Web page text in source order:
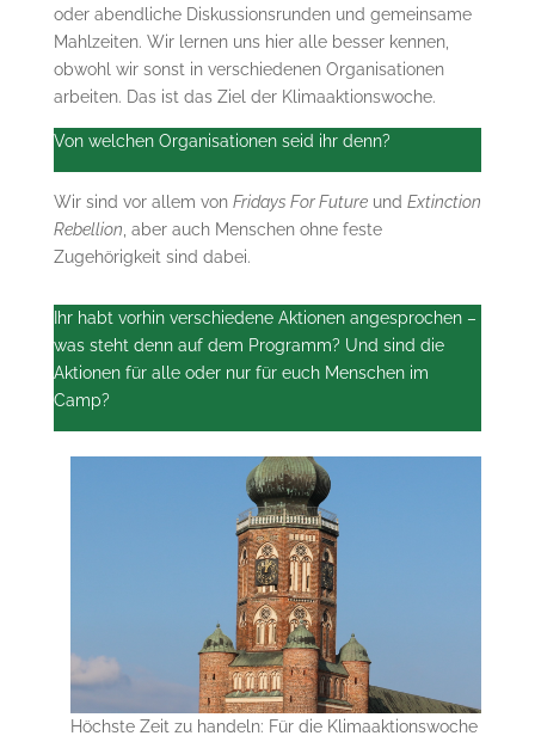
oder abendliche Diskussionsrunden und gemeinsame
Mahlzeiten. Wir lernen uns hier alle besser kennen,
obwohl wir sonst in verschiedenen Organisationen
arbeiten. Das ist das Ziel der Klimaaktionswoche.
Von welchen Organisationen seid ihr denn?
Wir sind vor allem von Fridays For Futureund Extinction
Rebellion , aber auch Menschen ohne feste
Zugehörigkeit sind dabei.
Ihr habt vorhin verschiedene Aktionen angesprochen –
was steht denn auf dem Programm? Und sind die
Aktionen für alle oder nur für euch Menschen im
Camp?
Höchste Zeit zu handeln: Für die Klimaaktionswoche